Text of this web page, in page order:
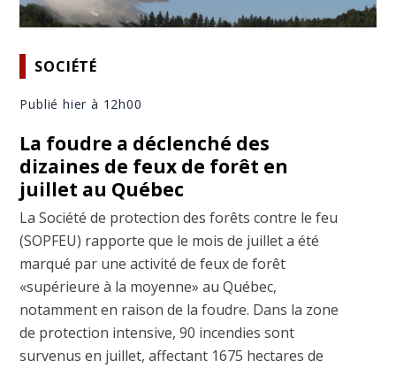
SOCIÉTÉ
Publié hier à 12h00
La foudre a déclenché des
dizaines de feux de forêt en
juillet au Québec
La Société de protection des forêts contre le feu
(SOPFEU) rapporte que le mois de juillet a été
marqué par une activité de feux de forêt
«supérieure à la moyenne» au Québec,
notamment en raison de la foudre. Dans la zone
de protection intensive, 90 incendies sont
survenus en juillet, affectant 1675 hectares de